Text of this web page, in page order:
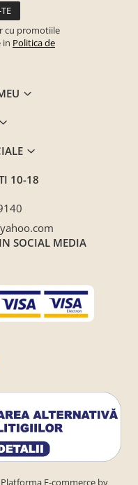
cu promotiile
in Politica de
10-18
SOCIAL MEDIA
Platforma E-commerce by